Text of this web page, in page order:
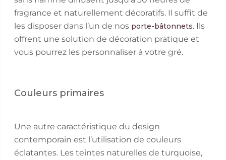
fragrance et naturellement décoratifs. Il suffit de
les disposer dans l’un de nos porte-bâtonnets. Ils
offrent une solution de décoration pratique et
vous pourrez les personnaliser à votre gré.
Couleurs primaires
Une autre caractéristique du design
contemporain est l’utilisation de couleurs
éclatantes. Les teintes naturelles de turquoise,